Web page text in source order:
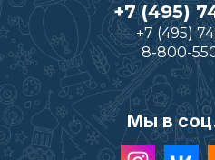
+7 (495)
+7 (495)
8-800-
Мы в